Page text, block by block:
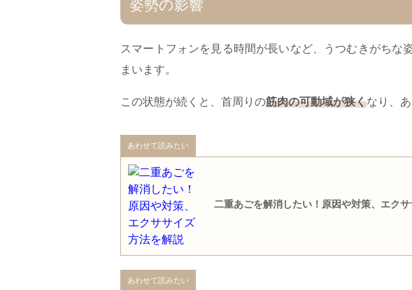
姿勢の影響
スマートフォンを見る時間が長いなど、うつむきがちな
まいます。
この状態が続くと、首周りの筋肉の可動域が狭くなり、
あわせて読みたい
二重あごを解消したい！原因や対策、エク
あわせて読みたい